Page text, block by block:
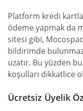
Platform kredi
ödeme yapmak da
sitesi gibi,
bildirimde
uzatır. Bu yüzden
koşulları dikkatlice
Ücretsiz Üyelik